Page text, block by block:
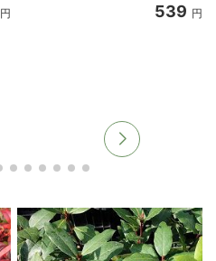
円 539 円